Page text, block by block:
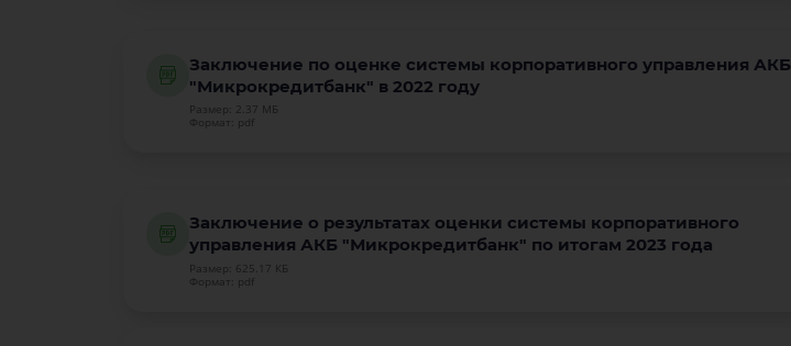
Заключение по оценке системы корпоративного управления АКБ
"Микрокредитбанк" в 2022 году
Размер: 2.37 МБ
Формат: pdf
Заключение о результатах оценки системы корпоративного
управления АКБ "Микрокредитбанк" по итогам 2023 года
Размер: 625.17 КБ
Формат: pdf